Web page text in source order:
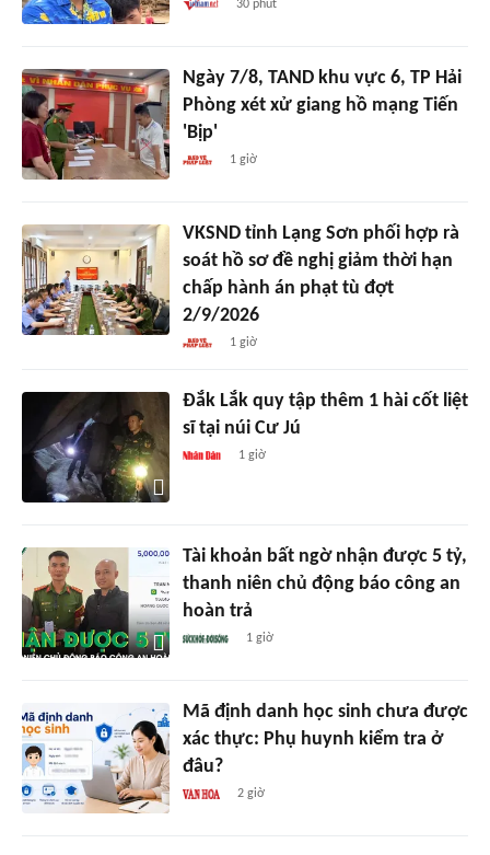
30 phút
Ngày 7/8, TAND khu vực 6, TP Hải
Phòng xét xử giang hồ mạng Tiến
'Bịp'
1 giờ
VKSND tỉnh Lạng Sơn phối hợp rà
soát hồ sơ đề nghị giảm thời hạn
chấp hành án phạt tù đợt
2/9/2026
1 giờ
Đắk Lắk quy tập thêm 1 hài cốt liệt
sĩ tại núi Cư Jú
1 giờ
Tài khoản bất ngờ nhận được 5 tỷ,
thanh niên chủ động báo công an
hoàn trả
1 giờ
Mã định danh học sinh chưa được
xác thực: Phụ huynh kiểm tra ở
đâu?
2 giờ